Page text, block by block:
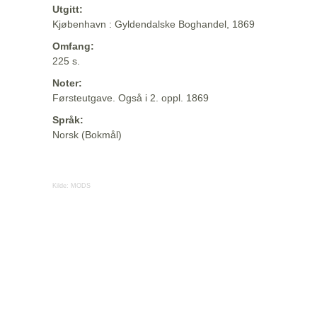
Utgitt:
Kjøbenhavn : Gyldendalske Boghandel, 1869
Omfang:
225 s.
Noter:
Førsteutgave. Også i 2. oppl. 1869
Språk:
Norsk (Bokmål)
Kilde: MODS